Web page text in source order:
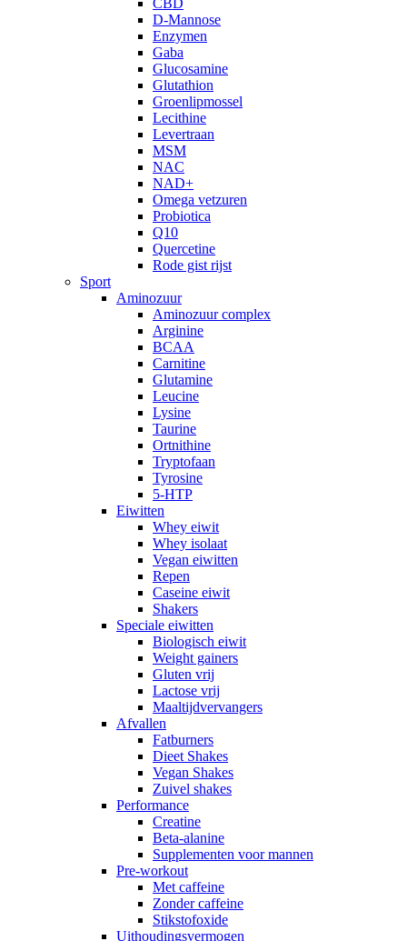
CBD
D-Mannose
Enzymen
Gaba
Glucosamine
Glutathion
Groenlipmossel
Lecithine
Levertraan
MSM
NAC
NAD+
Omega vetzuren
Probiotica
Q10
Quercetine
Rode gist rijst
Sport
Aminozuur
Aminozuur complex
Arginine
BCAA
Carnitine
Glutamine
Leucine
Lysine
Taurine
Ortnithine
Tryptofaan
Tyrosine
5-HTP
Eiwitten
Whey eiwit
Whey isolaat
Vegan eiwitten
Repen
Caseine eiwit
Shakers
Speciale eiwitten
Biologisch eiwit
Weight gainers
Gluten vrij
Lactose vrij
Maaltijdvervangers
Afvallen
Fatburners
Dieet Shakes
Vegan Shakes
Zuivel shakes
Performance
Creatine
Beta-alanine
Supplementen voor mannen
Pre-workout
Met caffeine
Zonder caffeine
Stikstofoxide
Uithoudingsvermogen